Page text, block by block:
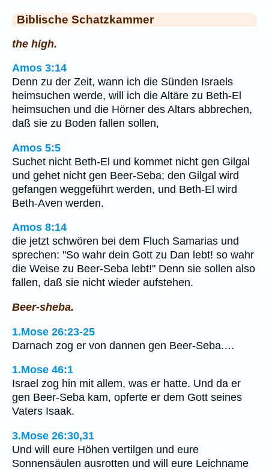
Biblische Schatzkammer
the high.
Amos 3:14
Denn zu der Zeit, wann ich die Sünden Israels
heimsuchen werde, will ich die Altäre zu Beth-El
heimsuchen und die Hörner des Altars abbrechen,
daß sie zu Boden fallen sollen,
Amos 5:5
Suchet nicht Beth-El und kommet nicht gen Gilgal
und gehet nicht gen Beer-Seba; den Gilgal wird
gefangen weggeführt werden, und Beth-El wird
Beth-Aven werden.
Amos 8:14
die jetzt schwören bei dem Fluch Samarias und
sprechen: "So wahr dein Gott zu Dan lebt! so wahr
die Weise zu Beer-Seba lebt!" Denn sie sollen also
fallen, daß sie nicht wieder aufstehen.
Beer-sheba.
1.Mose 26:23-25
Darnach zog er von dannen gen Beer-Seba.…
1.Mose 46:1
Israel zog hin mit allem, was er hatte. Und da er
gen Beer-Seba kam, opferte er dem Gott seines
Vaters Isaak.
3.Mose 26:30,31
Und will eure Höhen vertilgen und eure
Sonnensäulen ausrotten und will eure Leichname